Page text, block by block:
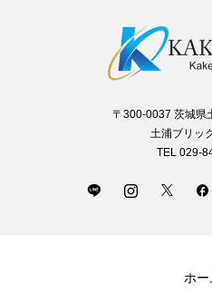
〒300-0037 茨城県
土浦ブリッ
TEL 029-
ホー